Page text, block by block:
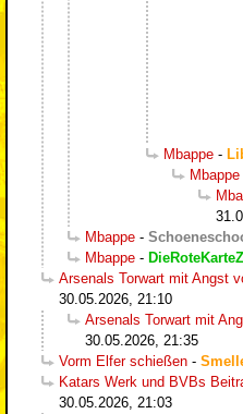
Mbappe -
Mbappe
Mbappe -
Mbappe -
Arsenals Torwart mit Angst
30.05.2026, 21:10
Arsenals Torwart mit
30.05.2026, 21:35
Vorm Elfer schießen -
Katars Werk und BVBs
30.05.2026, 21:03